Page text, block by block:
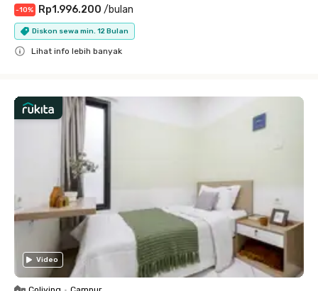
-10% Rp1.996.200 /bulan
Diskon sewa min. 12 Bulan
Lihat info lebih banyak
Video